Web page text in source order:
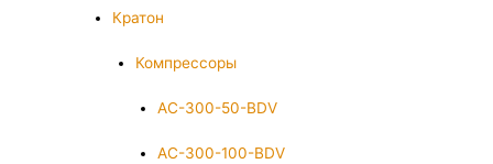
Кратон
Компрессоры
AC-300-50-BDV
AC-300-100-BDV